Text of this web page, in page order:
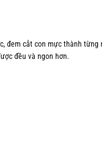
đem cắt con mực thành từng
đều và ngon hơn.